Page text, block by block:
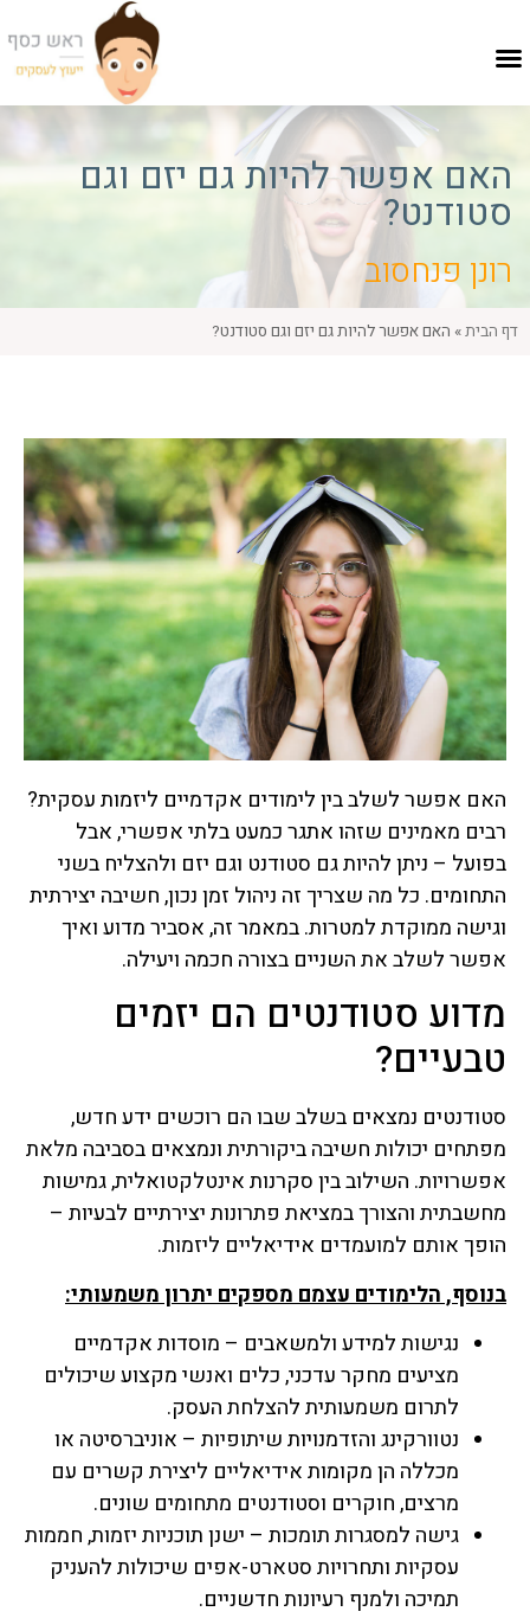
האם אפשר להיות גם יזם וגם
סטודנט?
רונן פנחסוב
דף הבית» האם אפשר להיות גם יזם וגם סטודנט?
האם אפשר לשלב בין לימודים אקדמיים ליזמות עסקית?
רבים מאמינים שזהו אתגר כמעט בלתי אפשרי, אבל
בפועל – ניתן להיות גם סטודנט וגם יזם ולהצליח בשני
התחומים. כל מה שצריך זה ניהול זמן נכון, חשיבה יצירתית
וגישה ממוקדת למטרות. במאמר זה, אסביר מדוע ואיך
אפשר לשלב את השניים בצורה חכמה ויעילה.
מדוע סטודנטים הם יזמים
טבעיים?
סטודנטים נמצאים בשלב שבו הם רוכשים ידע חדש,
מפתחים יכולות חשיבה ביקורתית ונמצאים בסביבה מלאת
אפשרויות. השילוב בין סקרנות אינטלקטואלית, גמישות
מחשבתית והצורך במציאת פתרונות יצירתיים לבעיות –
הופך אותם למועמדים אידיאליים ליזמות.
בנוסף, הלימודים עצמם מספקים יתרון משמעותי:
נגישות למידע ולמשאבים – מוסדות אקדמיים
מציעים מחקר עדכני, כלים ואנשי מקצוע שיכולים
לתרום משמעותית להצלחת העסק.
נטוורקינג והזדמנויות שיתופיות – אוניברסיטה או
מכללה הן מקומות אידיאליים ליצירת קשרים עם
מרצים, חוקרים וסטודנטים מתחומים שונים.
גישה למסגרות תומכות – ישנן תוכניות יזמות, חממות
עסקיות ותחרויות סטארט-אפים שיכולות להעניק
תמיכה ולמנף רעיונות חדשניים.